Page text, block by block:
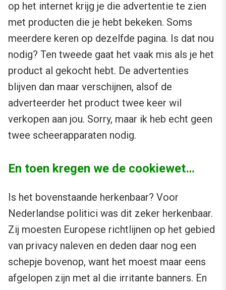
op het internet krijg je die advertentie te zien
met producten die je hebt bekeken. Soms
meerdere keren op dezelfde pagina. Is dat nou
nodig? Ten tweede gaat het vaak mis als je het
product al gekocht hebt. De advertenties
blijven dan maar verschijnen, alsof de
adverteerder het product twee keer wil
verkopen aan jou. Sorry, maar ik heb echt geen
twee scheerapparaten nodig.
En toen kregen we de cookiewet…
Is het bovenstaande herkenbaar? Voor
Nederlandse politici was dit zeker herkenbaar.
Zij moesten Europese richtlijnen op het gebied
van privacy naleven en deden daar nog een
schepje bovenop, want het moest maar eens
afgelopen zijn met al die irritante banners. En